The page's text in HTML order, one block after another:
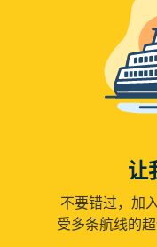
让
不要错过，加
受多条航线的